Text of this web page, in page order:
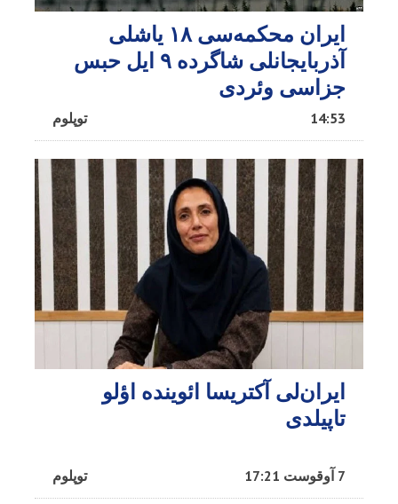
ایران محکمه‌سی ۱۸ یاشلی
آذربایجانلی شاگرده ۹ ایل حبس
جزاسی وئردی
توپلوم 14:53
ایران‌لی آکتریسا ائوینده اؤلو
تاپیلدی
توپلوم 7 آوقوست 17:21